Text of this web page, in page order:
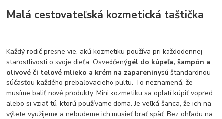
Malá cestovateľská kozmetická taštička
Každý rodič presne vie, akú kozmetiku používa pri každodennej
starostlivosti o svoje dieťa. Osvedčenýgél do kúpeľa, šampón a
olivové či telové mlieko a krém na zapareninysú štandardnou
súčasťou každého prebaľovacieho pultu. To neznamená, že
musíme baliť nové produkty. Mini kozmetiku sa oplatí kúpiť vopred
alebo si vziať tú, ktorú používame doma. Je veľká šanca, že ich na
výlete využijeme a nebudeme ich musieť brať späť. Bez ohľadu na